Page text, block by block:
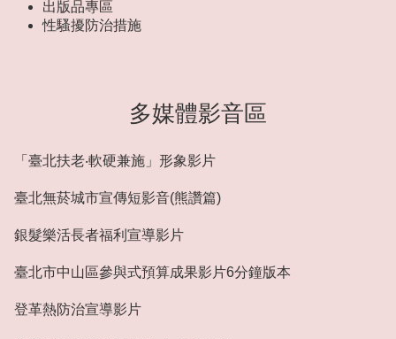
出版品專區
性騷擾防治措施
多媒體影音區
「臺北扶老‧軟硬兼施」形象影片
臺北無菸城市宣傳短影音(熊讚篇)
銀髮樂活長者福利宣導影片
臺北市中山區參與式預算成果影片6分鐘版本
登革熱防治宣導影片